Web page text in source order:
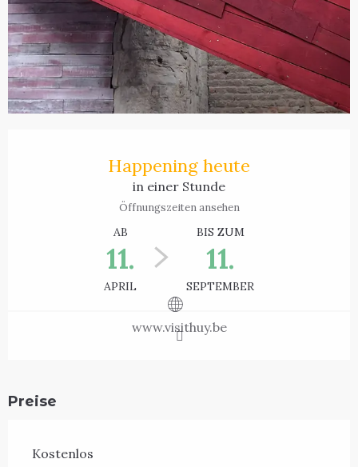
Happening heute
in einer Stunde
Öffnungszeiten ansehen
AB
11.
APRIL
BIS ZUM
11.
SEPTEMBER
www.visithuy.be
Preise
Kostenlos